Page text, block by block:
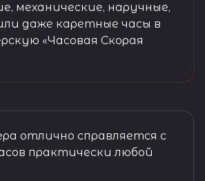
механические, наручные,
даже каретные часы в
«Часовая Скорая
отлично справляется с
практически любой